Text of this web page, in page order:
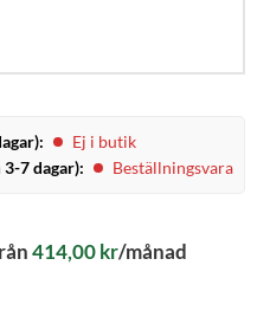
Ej i butik
7 dagar):
Beställningsvara
414,00kr/månad